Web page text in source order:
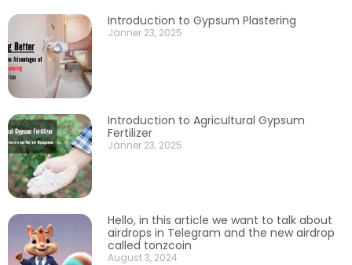
Introduction to Gypsum Plastering
Jänner 23, 2025
Introduction to Agricultural Gypsum
Fertilizer
Jänner 23, 2025
Hello, in this article we want to talk about
airdrops in Telegram and the new airdrop
called tonzcoin
August 3, 2024